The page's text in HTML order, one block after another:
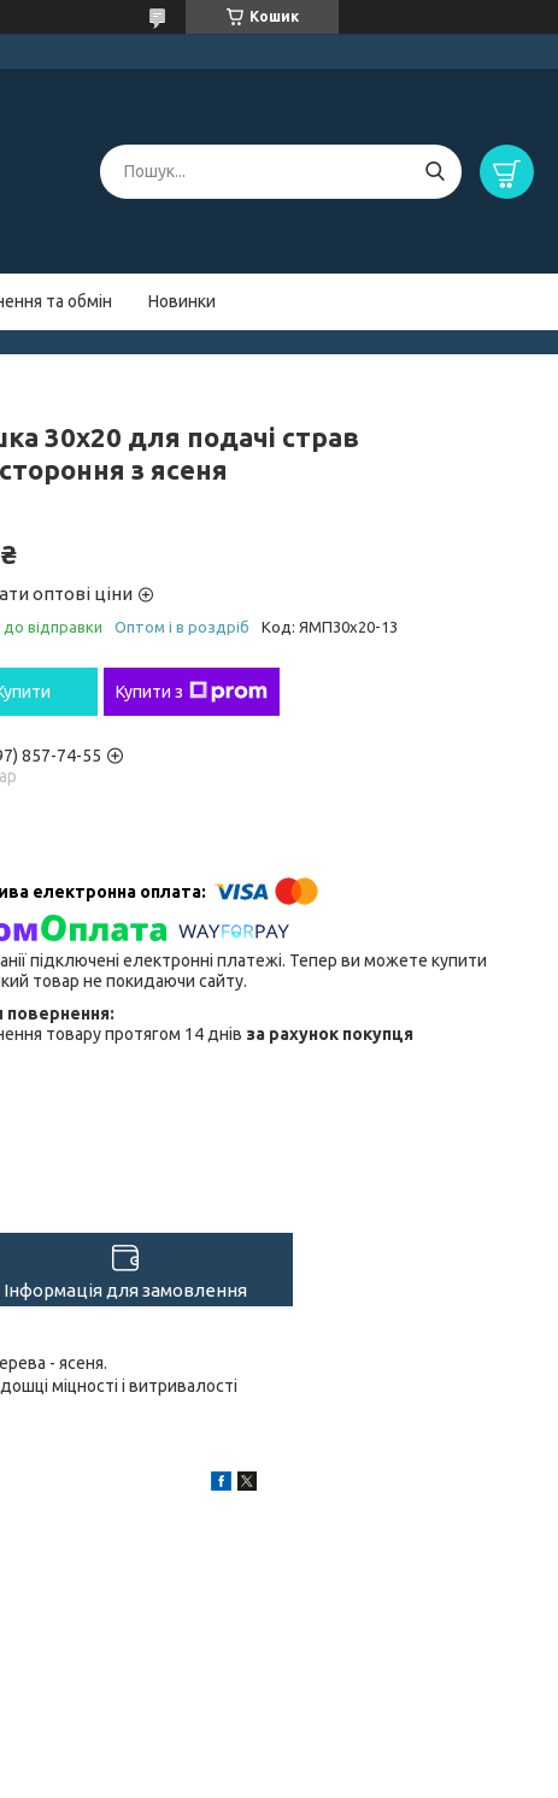
Кошик
та обмін Новинки
30х20 для подачі страв
з ясеня
оптові ціни
відправки Оптом і в роздріб Код: ЯМП30х20-13
Купити з
857-74-55
підключені електронні платежі. Тепер ви можете купити
товар не покидаючи сайту.
товару протягом 14 днів за рахунок покупця
Інформація для замовлення
- ясеня.
міцності і витривалості